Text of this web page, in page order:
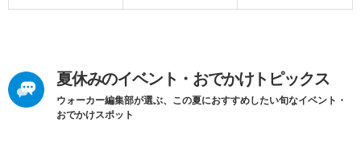
夏休みのイベント・おでかけトピックス
ウォーカー編集部が選ぶ、この夏におすすめしたい旬なイベント・
おでかけスポット